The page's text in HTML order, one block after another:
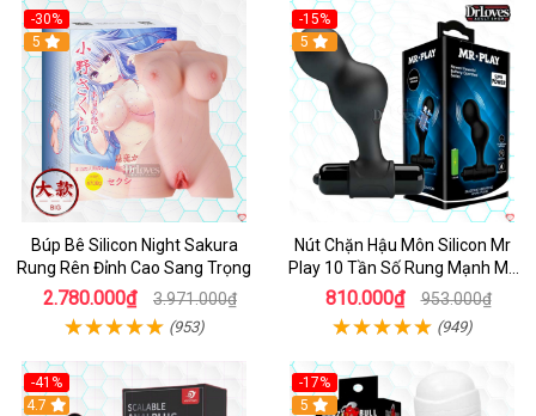
-30%
Hot
5
Búp Bê Silicon Night Sakura
Rung Rên Đỉnh Cao Sang Trọng
2.780.000₫ 3.971.000₫
(953)
-15%
Hot
5
Nút Chặn Hậu Môn Silicon Mr
Play 10 Tần Số Rung Mạnh Mẽ
Kích Thích
810.000₫ 953.000₫
(949)
-41%
Hot
4.7
-17%
5